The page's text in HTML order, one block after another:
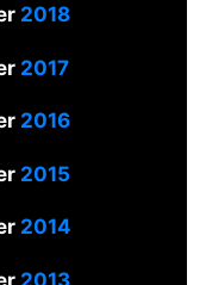
2018
2017
2016
2015
2014
2013